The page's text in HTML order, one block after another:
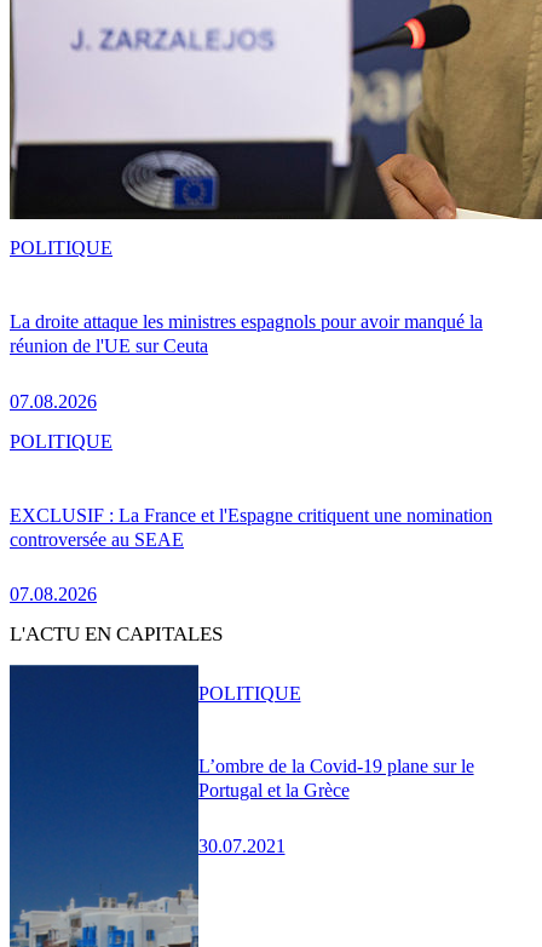
La droite attaque les ministres espagnols pour avoir manqué la
réunion de l'UE sur Ceuta
07.08.2026
POLITIQUE
EXCLUSIF : La France et l'Espagne critiquent une nomination
controversée au SEAE
07.08.2026
POLITIQUE
L'ACTU EN CAPITALES
L’ombre de la Covid-19 plane sur le
Portugal et la Grèce
30.07.2021
POLITIQUE